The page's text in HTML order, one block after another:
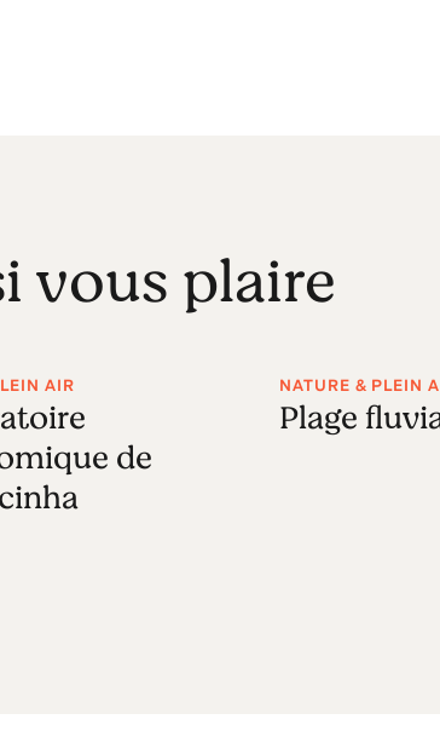
vous plaire
AIR
de
NATURE & PLEIN
Plage